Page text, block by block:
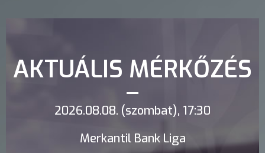
AKTUÁLIS MÉRKŐZÉS
2026.08.08. (szombat), 17:30
Merkantil Bank Liga